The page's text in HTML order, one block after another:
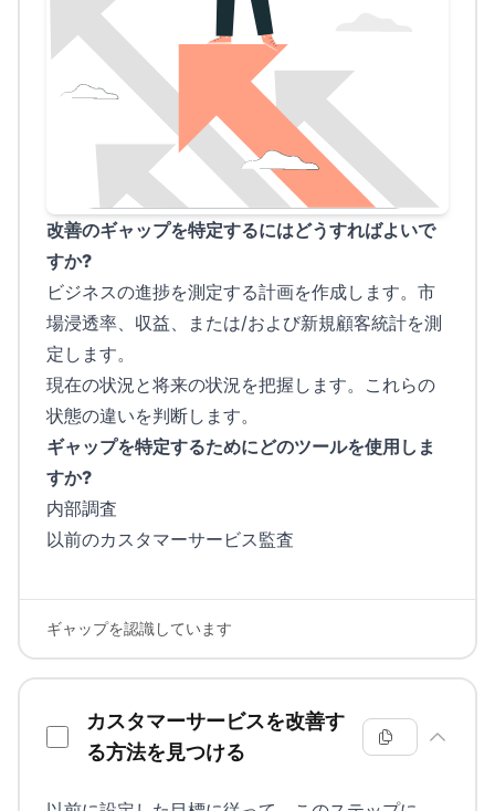
改善のギャップを特定するにはどうすればよいで
すか?
ビジネスの進捗を測定する計画を作成します。市
場浸透率、収益、または/および新規顧客統計を測
定します。
現在の状況と将来の状況を把握します。これらの
状態の違いを判断します。
ギャップを特定するためにどのツールを使用しま
すか?
内部調査
以前のカスタマーサービス監査
ギャップを認識しています
カスタマーサービスを改善す
る方法を見つける